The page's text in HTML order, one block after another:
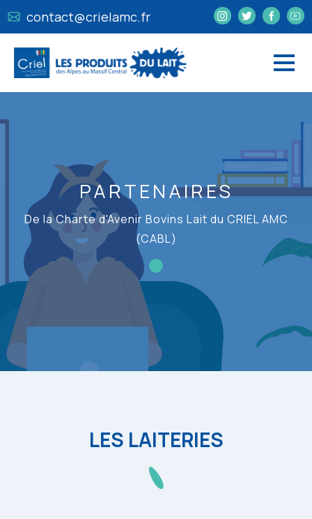
contact@crielamc.fr
PARTENAIRES
De la Charte d'Avenir Bovins Lait du CRIEL AMC
(CABL)
LES LAITERIES